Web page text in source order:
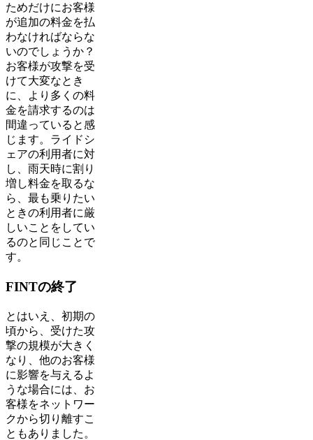
ためだけにお客様
が追加の料金を払
わなければならな
いのでしょうか？
お客様が攻撃を受
けて大変なとき
に、より多くの料
金を請求するのは
間違っていると感
じます。ライドシ
ェアの利用者に対
し、雨天時に割り
増し料金を取るな
ら、最も乗りたい
ときの利用者に厳
しいことをしてい
るのと同じことで
す。
FINTの終了
とはいえ、初期の
頃から、受けた攻
撃の規模が大きく
なり、他のお客様
に影響を与えるよ
うな場合には、お
客様をネットワー
クから切り離すこ
ともありました。